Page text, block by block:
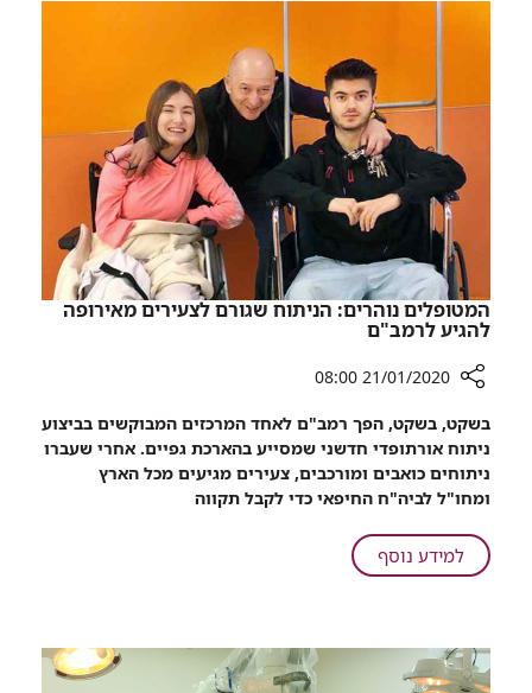
ילדי
ממטרה:
תראו
מי
בא
לבקר
את
ילדי
המטופלים נוהרים: הניתוח שגורם לצעירים מאירופה
להגיע לרמב"ם
שיתוף
המטופלים
נוהרים:
הניתוח
שגורם
לצעירים
21/01/2020 08:00
בשקט, בשקט, הפך רמב"ם לאחד המרכזים המבוקשים בביצוע
ניתוח אורתופדי חדשני שמסייע בהארכת גפיים. אחרי שעברו
ניתוחים כואבים ומורכבים, צעירים מגיעים מכל הארץ
ומחו"ל לביה"ח החיפאי כדי לקבל תקווה
למידע נוסףעל
המטופלים